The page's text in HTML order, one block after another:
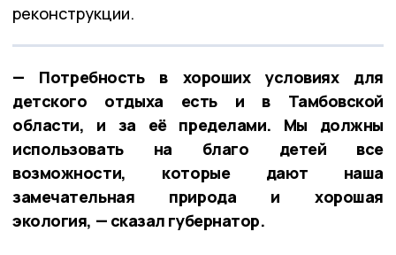
реконструкции.
— Потребность в хороших условиях для
детского отдыха есть и в Тамбовской
области, и за её пределами. Мы должны
использовать на благо детей все
возможности, которые дают наша
замечательная природа и хорошая
экология, — сказал губернатор.